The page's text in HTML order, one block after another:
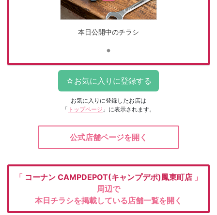
本日公開中のチラシ
お気に入りに登録したお店は
「 トップページ 」に表示されます。
公式店舗ページを開く
「 コーナン CAMPDEPOT(キャンプデポ)鳳東町店 」
周辺で
本日チラシを掲載している店舗一覧を開く